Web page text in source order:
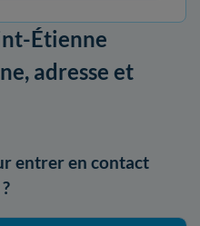
Étienne
adresse et
entrer en contact